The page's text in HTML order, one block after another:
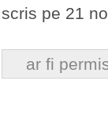
scris pe 21
ar fi